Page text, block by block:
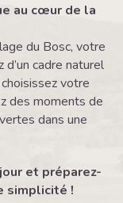
au cœur de la
du Bosc, votre
cadre naturel
votre
des moments de
dans une
et préparez-
simplicité !